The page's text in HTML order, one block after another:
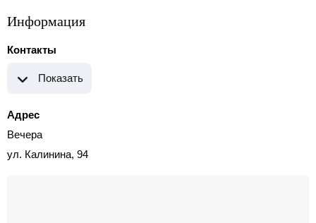
Информация
Контакты
Показать
Адрес
Вечера
ул. Калинина, 94